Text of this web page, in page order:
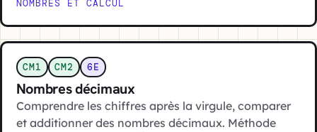
NOMBRES ET CALCUL
CM1 CM2 6E
Nombres décimaux
Comprendre les chiffres après la virgule, comparer
et additionner des nombres décimaux. Méthode